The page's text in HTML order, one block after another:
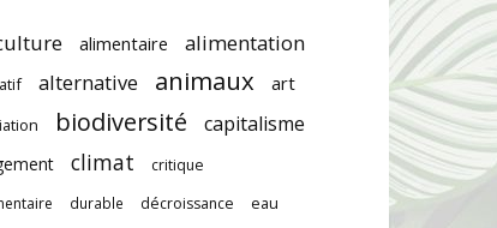
alimentaire alimentation
alternative animaux art
biodiversité capitalisme
climat
critique
durable décroissance eau